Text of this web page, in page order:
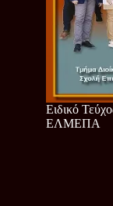
Ειδικό
ΕΛΜΕΠΑ